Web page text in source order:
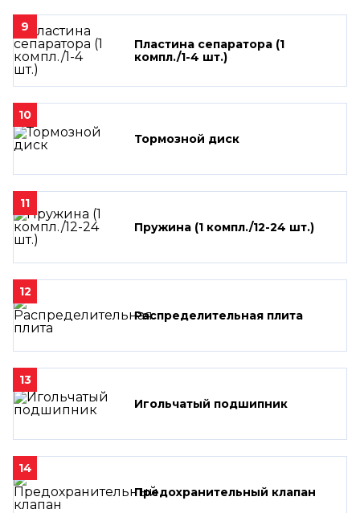
9
Пластина сепаратора (1
компл./1-4 шт.)
10
Тормозной диск
11
Пружина (1 компл./12-24 шт.)
12
Распределительная плита
13
Игольчатый подшипник
14
Предохранительный клапан